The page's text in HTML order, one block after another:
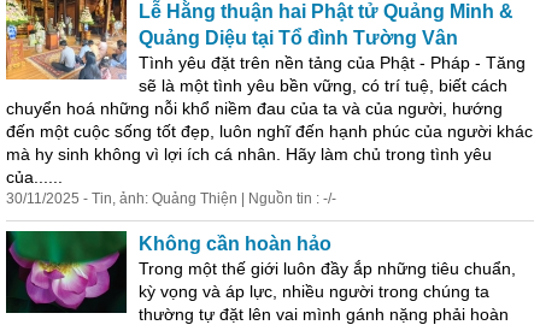
Lễ Hằng thuận hai Phật tử Quảng Minh &
Quảng Diệu tại Tổ đình Tường Vân
Tình yêu đặt trên nền tảng của Phật - Pháp - Tăng
sẽ là một tình yêu bền vững, có trí tuệ, biết cách
chuyển hoá những nỗi khổ niềm đau của ta và của người, hướng
đến một cuộc sống tốt đẹp, luôn nghĩ đến hạnh phúc của người khác
mà hy sinh không vì lợi ích cá nhân. Hãy làm chủ trong tình yêu
của......
30/11/2025 - Tin, ảnh: Quảng Thiện | Nguồn tin : -/-
Không cần hoàn hảo
Trong một thế giới luôn đầy ắp những tiêu chuẩn,
kỳ vọng và áp lực, nhiều người trong chúng ta
thường tự đặt lên vai mình gánh nặng phải hoàn